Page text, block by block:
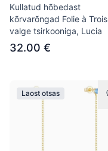
Kullatud hõbedast
kõrvarõngad Folie à Trois
valge tsirkooniga, Lucia
32.00 €
Laost otsas